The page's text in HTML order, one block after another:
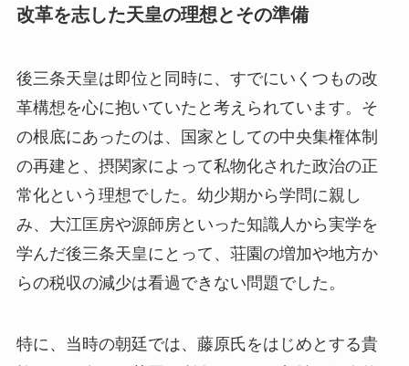
改革を志した天皇の理想とその準備
後三条天皇は即位と同時に、すでにいくつもの改
革構想を心に抱いていたと考えられています。そ
の根底にあったのは、国家としての中央集権体制
の再建と、摂関家によって私物化された政治の正
常化という理想でした。幼少期から学問に親し
み、大江匡房や源師房といった知識人から実学を
学んだ後三条天皇にとって、荘園の増加や地方か
らの税収の減少は看過できない問題でした。
特に、当時の朝廷では、藤原氏をはじめとする貴